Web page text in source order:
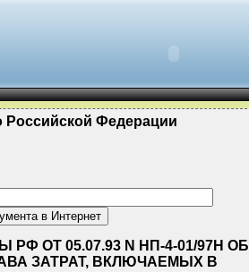
Российской Федерации
ОТ 05.07.93 N НП-4-01/97Н ОБ
ЗАТРАТ, ВКЛЮЧАЕМЫХ В